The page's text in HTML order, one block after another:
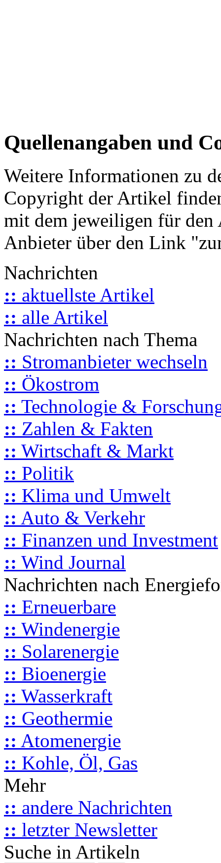
Quellenangaben und
Weitere Informationen zu
Copyright der Artikel
mit dem jeweiligen für
Anbieter über den Link
Nachrichten
:: aktuellste Artikel
:: alle Artikel
Nachrichten nach Thema
:: Stromanbieter wechseln
:: Ökostrom
:: Technologie &
:: Zahlen & Fakten
:: Wirtschaft & Markt
:: Politik
:: Klima und Umwelt
:: Auto & Verkehr
:: Finanzen und Investment
:: Wind Journal
Nachrichten nach
:: Erneuerbare
:: Windenergie
:: Solarenergie
:: Bioenergie
:: Wasserkraft
:: Geothermie
:: Atomenergie
:: Kohle, Öl, Gas
Mehr
:: andere Nachrichten
:: letzter Newsletter
Suche in Artikeln